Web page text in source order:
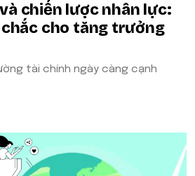
chiến lược nhân lực:
cho tăng trưởng
tài chính ngày càng cạnh